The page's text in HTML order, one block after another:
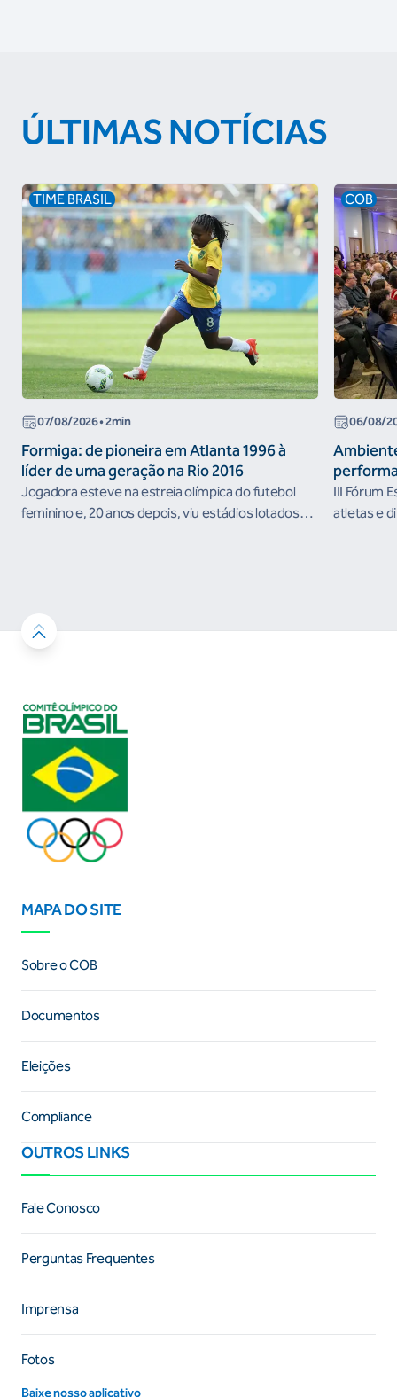
ÚLTIMAS NOTÍCIAS
TIME BRASIL
07/08/2026• 2min
Formiga: de pioneira em Atlanta 1996 à
líder de uma geração na Rio 2016
Jogadora esteve na estreia olímpica do futebol
feminino e, 20 anos depois, viu estádios lotados
COB
06/08/
III Fórum
atletas e
MAPA DO SITE
Sobre o COB
Documentos
Eleições
Compliance
OUTROS LINKS
Fale Conosco
Perguntas Frequentes
Imprensa
Fotos
Baixe nosso aplicativo